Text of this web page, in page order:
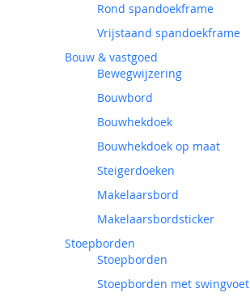
Rond spandoekframe
Vrijstaand spandoekframe
Bouw & vastgoed
Bewegwijzering
Bouwbord
Bouwhekdoek
Bouwhekdoek op maat
Steigerdoeken
Makelaarsbord
Makelaarsbordsticker
Stoepborden
Stoepborden
Stoepborden met swingvoet